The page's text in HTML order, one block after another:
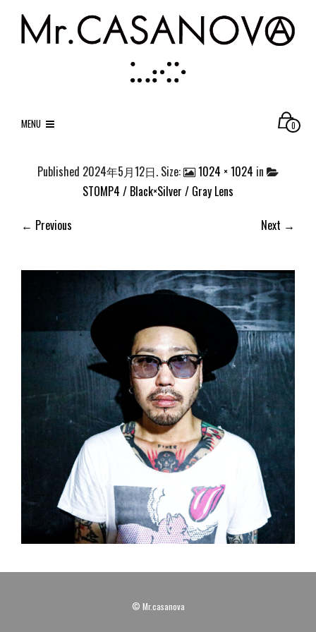
MENU 0
Published 2024年5月12日. Size: 1024 × 1024 in
STOMP4 / Black×Silver / Gray Lens
← Previous
Next →
© Mr.casanova